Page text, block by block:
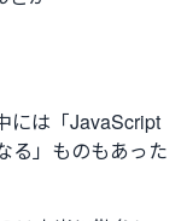
には「JavaScript
る」ものもあった